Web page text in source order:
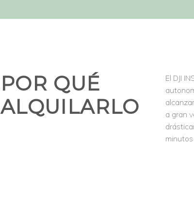
POR QUÉ
ALQUILARLO
El DJI
a gran